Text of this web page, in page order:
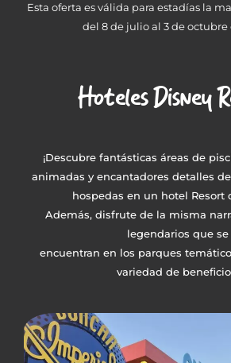
Esta oferta es válida para estadías la
del 8 de julio al 3 de octubre
Hoteles Disney
¡Descubre fantásticas áreas de
animadas y encantadores detalles
hospedas en un hotel Resort
Además, disfrute de la misma
legendarios que se
encuentran en los parques
variedad de